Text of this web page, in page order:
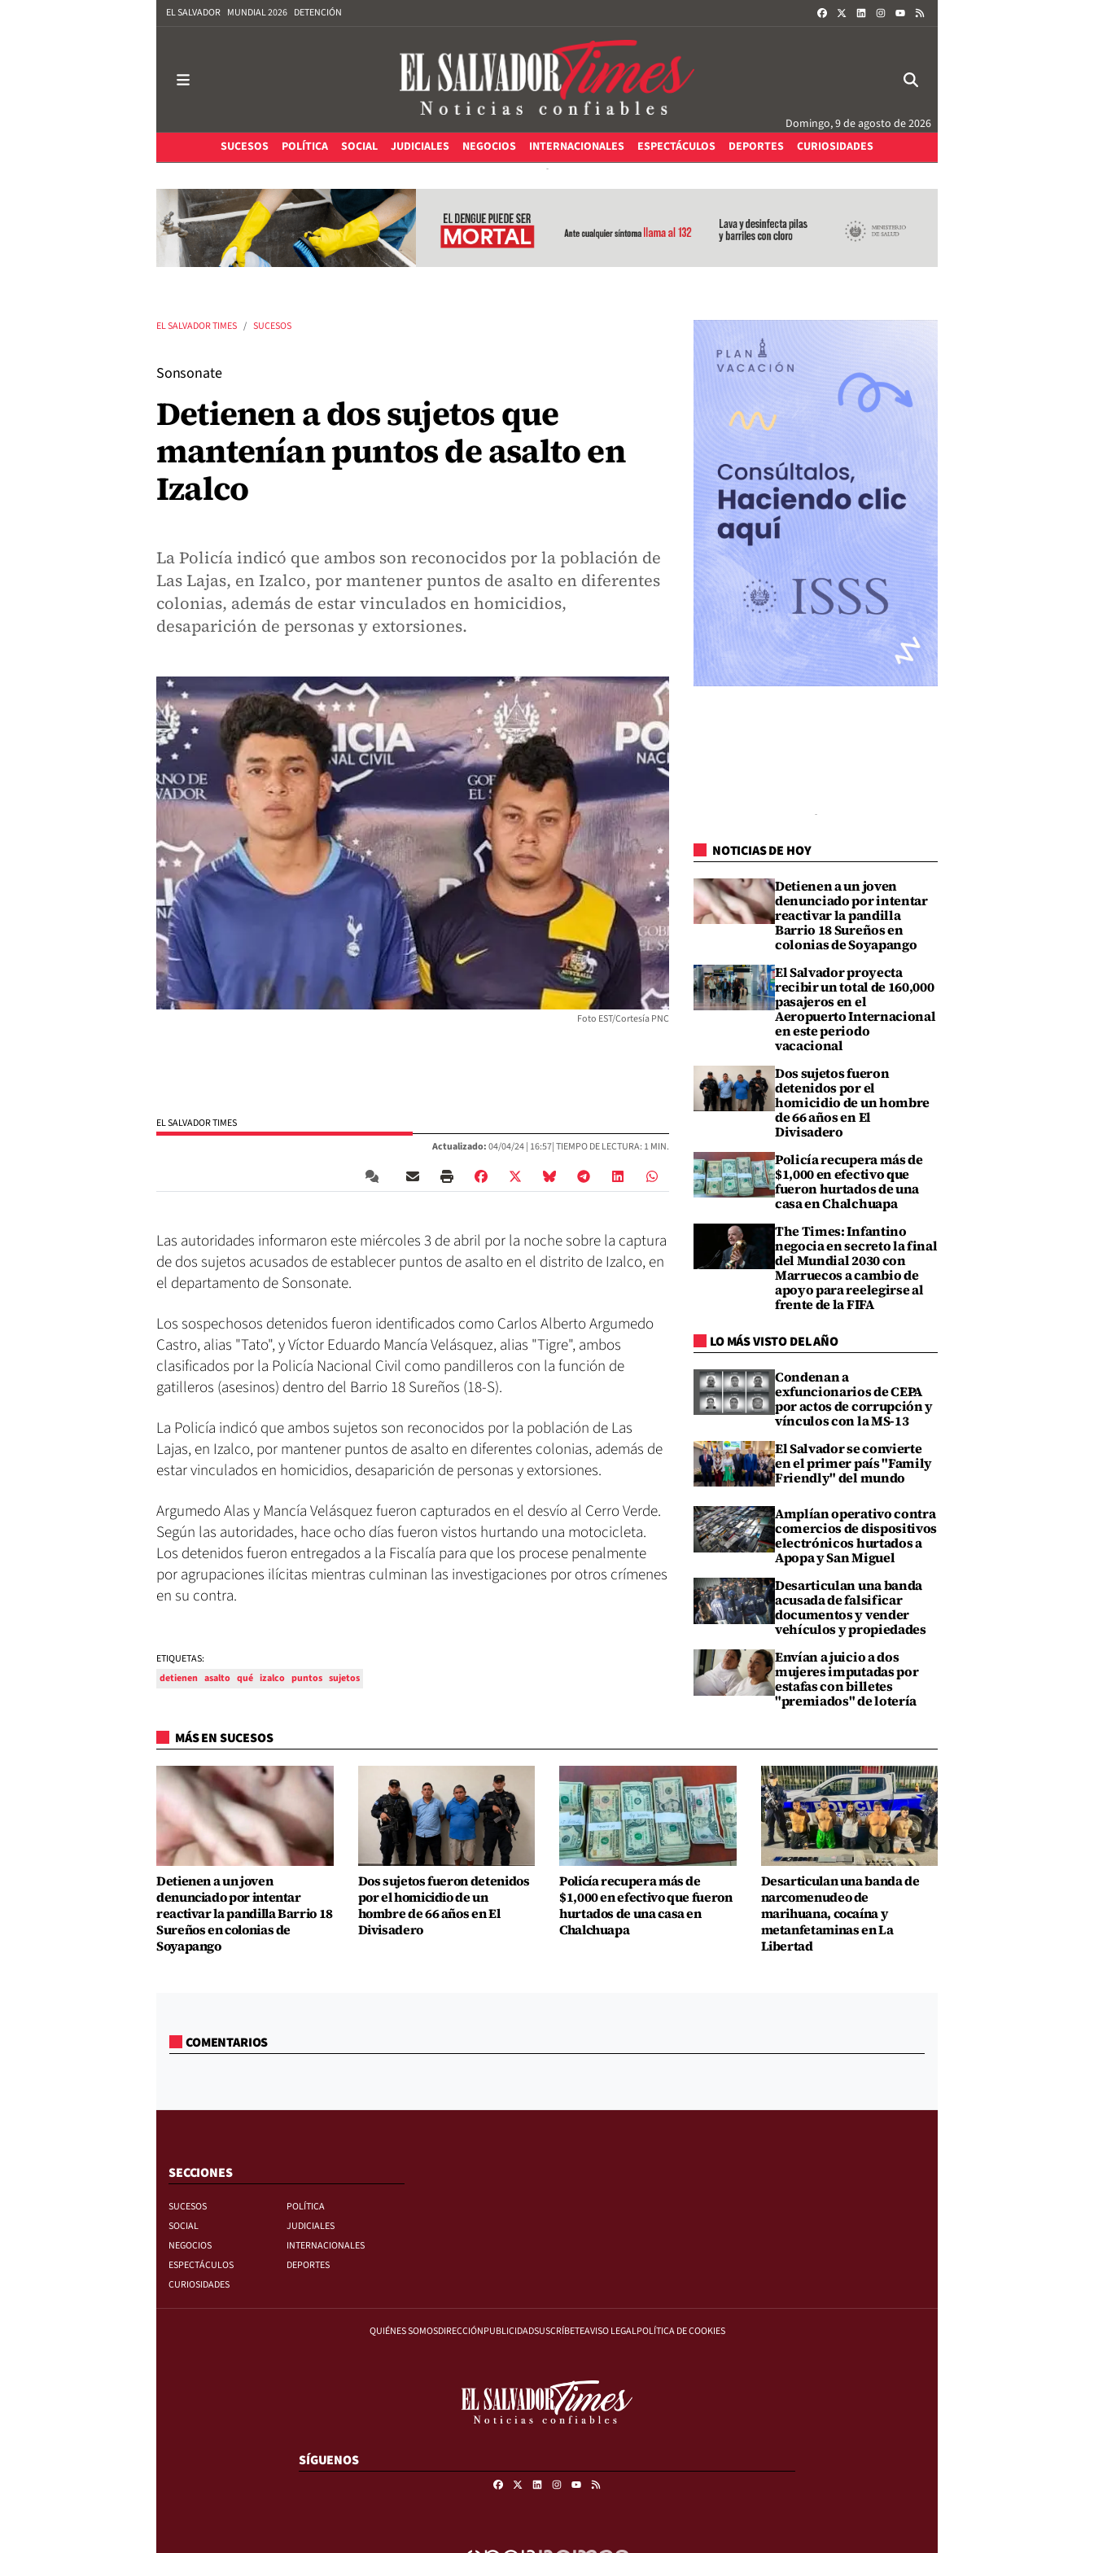
EL SALVADOR MUNDIAL 2026 DETENCIÓN FACEBOOKLINKEDININSTAGRAM
Domingo, 9 de agosto de 2026
SUCESOS
POLÍTICA SOCIAL JUDICIALES NEGOCIOS INTERNACIONALES ESPECTÁCULOS DEPORTES CURIOSIDADES
EL SALVADOR TIMES SUCESOS
Sonsonate
Detienen a dos sujetos que
mantenían puntos de asalto en
Izalco
La Policía indicó que ambos son reconocidos por la población de
Las Lajas, en Izalco, por mantener puntos de asalto en diferentes
colonias, además de estar vinculados en homicidios,
desaparición de personas y extorsiones.
Foto EST/Cortesía PNC
EL SALVADOR TIMES
Actualizado:04/04/24 | 16:57| TIEMPO DE LECTURA: 1 MIN.
Las autoridades informaron este miércoles 3 de abril por la noche sobre la captura
de dos sujetos acusados de establecer puntos de asalto en el distrito de Izalco, en
el departamento de Sonsonate.
Los sospechosos detenidos fueron identificados como Carlos Alberto Argumedo
Castro, alias "Tato", y Víctor Eduardo Mancía Velásquez, alias "Tigre", ambos
clasificados por la Policía Nacional Civil como pandilleros con la función de
gatilleros (asesinos) dentro del Barrio 18 Sureños (18-S).
La Policía indicó que ambos sujetos son reconocidos por la población de Las
Lajas, en Izalco, por mantener puntos de asalto en diferentes colonias, además de
estar vinculados en homicidios, desaparición de personas y extorsiones.
Argumedo Alas y Mancía Velásquez fueron capturados en el desvío al Cerro Verde.
Según las autoridades, hace ocho días fueron vistos hurtando una motocicleta.
Los detenidos fueron entregados a la Fiscalía para que los procese penalmente
por agrupaciones ilícitas mientras culminan las investigaciones por otros crímenes
en su contra.
ETIQUETAS:
detienen asalto qué izalco puntos sujetos
NOTICIAS DE HOY
Detienen a un joven
denunciado por intentar
reactivar la pandilla
Barrio 18 Sureños en
colonias de Soyapango
El Salvador proyecta
recibir un total de 160,000
pasajeros en el
Aeropuerto Internacional
en este periodo
vacacional
Dos sujetos fueron
detenidos por el
homicidio de un hombre
de 66 años en El
Divisadero
Policía recupera más de
$1,000 en efectivo que
fueron hurtados de una
casa en Chalchuapa
The Times: Infantino
negocia en secreto la final
del Mundial 2030 con
Marruecos a cambio de
apoyo para reelegirse al
frente de la FIFA
LO MÁS VISTO DEL AÑO
Condenan a
exfuncionarios de CEPA
por actos de corrupción y
vínculos con la MS-13
El Salvador se convierte
en el primer país "Family
Friendly" del mundo
Amplían operativo contra
comercios de dispositivos
electrónicos hurtados a
Apopa y San Miguel
Desarticulan una banda
acusada de falsificar
documentos y vender
vehículos y propiedades
Envían a juicio a dos
mujeres imputadas por
estafas con billetes
"premiados" de lotería
MÁS EN SUCESOS
Detienen a un joven
denunciado por intentar
reactivar la pandilla Barrio 18
Sureños en colonias de
Soyapango
Dos sujetos fueron detenidos
por el homicidio de un
hombre de 66 años en El
Divisadero
Policía recupera más de
$1,000 en efectivo que fueron
hurtados de una casa en
Chalchuapa
Desarticulan una banda de
narcomenudeo de
marihuana, cocaína y
metanfetaminas en La
Libertad
COMENTARIOS
SECCIONES
SUCESOS
POLÍTICA
SOCIAL
JUDICIALES
NEGOCIOS
INTERNACIONALES
ESPECTÁCULOS
DEPORTES
CURIOSIDADES
QUIÉNES SOMOSDIRECCIÓNPUBLICIDADSUSCRÍBETEAVISO LEGALPOLÍTICA DE COOKIES
SÍGUENOS
FacebookLinkedinInstagram